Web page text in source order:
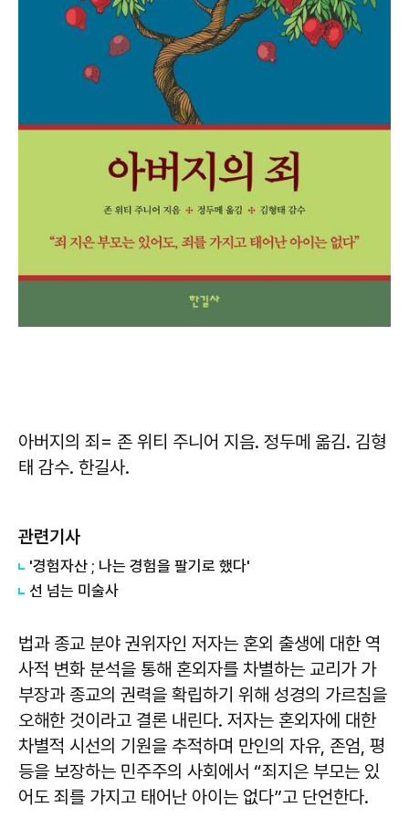
아버지의 죄 = 존 위티 주니어 지음. 정두메 옮김. 김형
태 감수. 한길사.
관련기사
'경험자산 ; 나는 경험을 팔기로 했다'
선 넘는 미술사
법과 종교 분야 권위자인 저자는 혼외 출생에 대한 역
사적 변화 분석을 통해 혼외자를 차별하는 교리가 가
부장과 종교의 권력을 확립하기 위해 성경의 가르침을
오해한 것이라고 결론 내린다. 저자는 혼외자에 대한
차별적 시선의 기원을 추적하며 만인의 자유, 존엄, 평
등을 보장하는 민주주의 사회에서 “죄지은 부모는 있
어도 죄를 가지고 태어난 아이는 없다”고 단언한다.